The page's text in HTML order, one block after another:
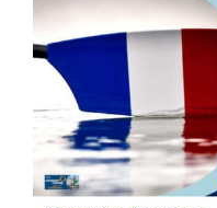
l'image